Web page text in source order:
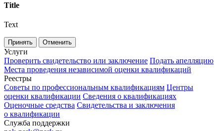
Title
Text
Принять Отменить
Услуги
Проверить свидетельство или заключение Подать апелляцию
Места проведения независимой оценки квалификаций
Реестры
Советы по профессиональным квалификациям Центры
оценки квалификации Сведения о квалификациях
Оценочные средства Свидетельства и заключения
о квалификации
Служба поддержки